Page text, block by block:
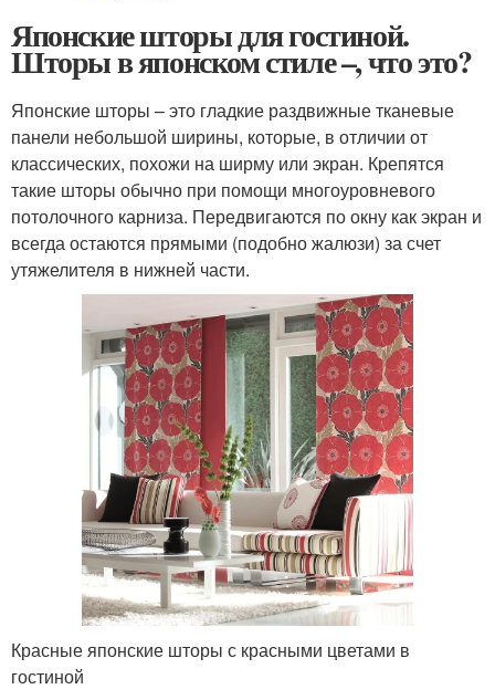
Японские шторы для гостиной.
Шторы в японском стиле –, что это?
Японские шторы – это гладкие раздвижные тканевые
панели небольшой ширины, которые, в отличии от
классических, похожи на ширму или экран. Крепятся
такие шторы обычно при помощи многоуровневого
потолочного карниза. Передвигаются по окну как экран и
всегда остаются прямыми (подобно жалюзи) за счет
утяжелителя в нижней части.
Красные японские шторы с красными цветами в
гостиной